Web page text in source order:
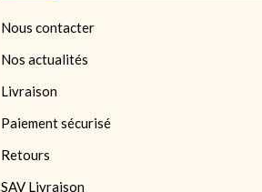
Nous contacter
Nos actualités
Livraison
Paiement sécurisé
Retours
SAV Livraison